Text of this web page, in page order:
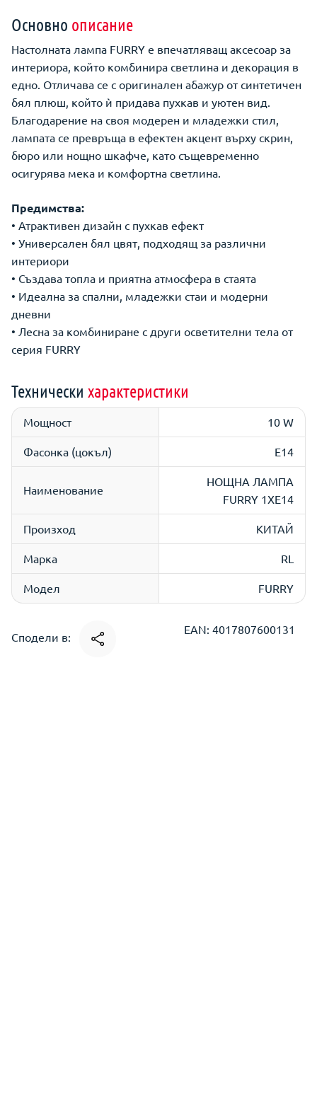
Основно описание
Настолната лампа FURRY е впечатляващ аксесоар за
интериора, който комбинира светлина и декорация в
едно. Отличава се с оригинален абажур от синтетичен
бял плюш, който ѝ придава пухкав и уютен вид.
Благодарение на своя модерен и младежки стил,
лампата се превръща в ефектен акцент върху скрин,
бюро или нощно шкафче, като същевременно
осигурява мека и комфортна светлина.
Предимства:
• Атрактивен дизайн с пухкав ефект
• Универсален бял цвят, подходящ за различни
интериори
• Създава топла и приятна атмосфера в стаята
• Идеална за спални, младежки стаи и модерни
дневни
• Лесна за комбиниране с други осветителни тела от
серия FURRY
Технически характеристики
Мощност 10 W
Фасонка (цокъл) E14
Наименование
НОЩНА ЛАМПА
FURRY 1XE14
Произход КИТАЙ
Марка RL
Модел FURRY
Сподели в:
EAN: 4017807600131